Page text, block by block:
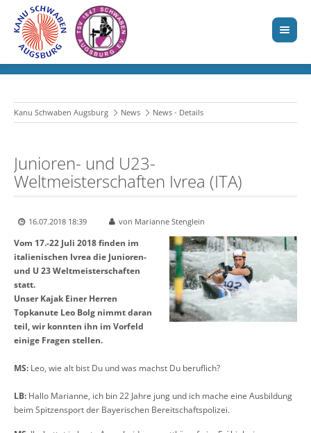
Kanu Schwaben Augsburg News News - Details
Junioren- und U23-
Weltmeisterschaften Ivrea (ITA)
16.07.2018 18:39 von Marianne Stenglein
Vom 17.-22 Juli 2018 finden im
italienischen Ivrea die Junioren-
und U 23 Weltmeisterschaften
statt.
Unser Kajak Einer Herren
Topkanute Leo Bolg nimmt daran
teil, wir konnten ihn im Vorfeld
einige Fragen stellen.
MS: Leo, wie alt bist Du und was machst Du beruflich?
LB: Hallo Marianne, ich bin 22 Jahre jung und ich mache eine Ausbildung
beim Spitzensport der Bayerischen Bereitschaftspolizei.